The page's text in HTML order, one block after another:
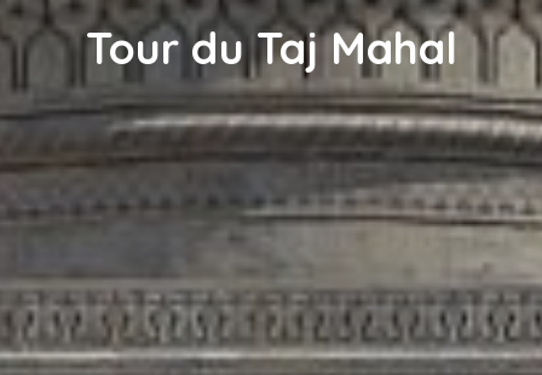
Tour du Taj Mahal